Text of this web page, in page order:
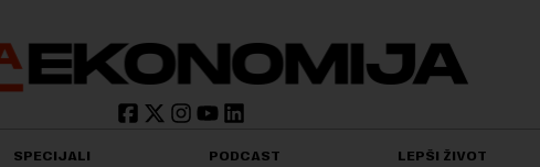
SPECIJALI PODCAST LEPŠI ŽIVOT